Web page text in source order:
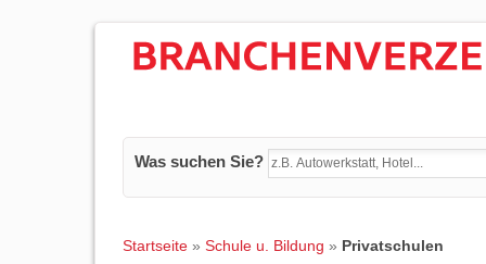
Was suchen Sie?
Startseite » Schule u. Bildung » Privatschulen